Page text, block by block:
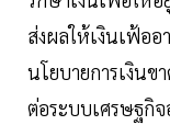
ส่งผลให้เงินเฟ้อ
นโยบายการเงินข
ต่อระบบเศรษฐกิจ